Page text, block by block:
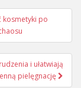
kosmetyki po
i ułatwiają
pielęgnację